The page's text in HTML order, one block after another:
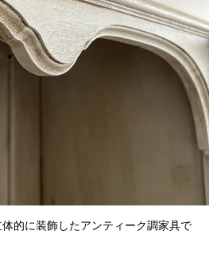
的に装飾したアンティーク調家具で